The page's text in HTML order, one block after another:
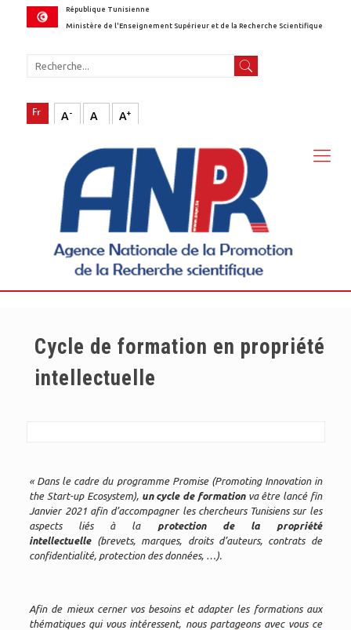
République Tunisienne
Ministère de l'Enseignement Supérieur et de la Recherche Scientifique
A- A A+
Cycle de formation en propriété
intellectuelle
« Dans le cadre du programme Promise (Promoting Innovation in
the Start-up Ecosystem), un cycle de formationva être lancé fin
Janvier 2021 afin d’accompagner les chercheurs Tunisiens sur les
aspects liés à la
protection de la propriété
intellectuelle(brevets, marques, droits d’auteurs, contrats de
confidentialité, protection des données, …).
Afin de mieux cerner vos besoins et adapter les formations aux
thématiques qui vous intéressent, nous partageons avec vous ce